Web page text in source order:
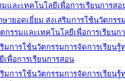
และเทคโนโลยีเพื่อการเรียนการสอ
ายอดเยี่ยม ส่งเสริมการใช้นวัตกรร
กรรมและเทคโนโลยีเพื่อการเรียนก
มการใช้นวัตกรรมการจัดการเรียน
พื่อการเรียนการสอน
มการใช้นวัตกรรมการจัดการเรียน